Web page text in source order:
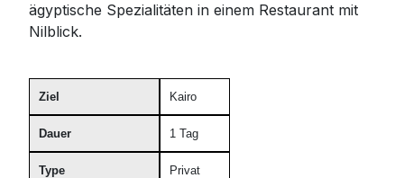
ägyptische Spezialitäten in einem Restaurant mit
Nilblick.
Ziel
Dauer
Type
Kairo
1 Tag
Privat